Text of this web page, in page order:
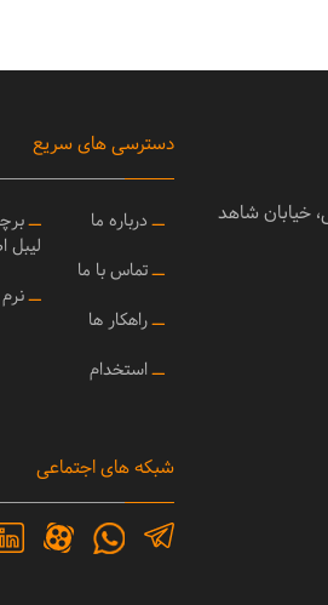
خیابان شاهد
دسترسی های سریع
ــ درباره ما
ــتماس با ما
ــراهکار ها
ــ استخدام
ــ
لیبل
ــنرم
شبکه های اجتماعی